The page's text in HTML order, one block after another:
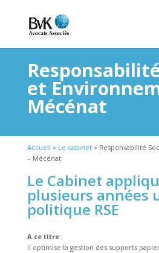
et
Mécénat
Accueil » Le cabinet» Responsabilité
– Mécénat
Le Cabinet
plusieurs années
politique RSE
A ce titre:
il optimise la gestion des supports